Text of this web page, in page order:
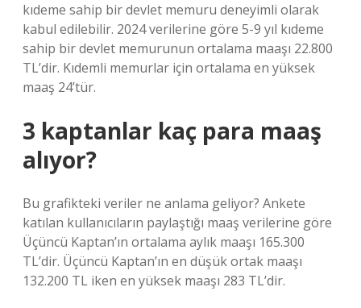
kıdeme sahip bir devlet memuru deneyimli olarak
kabul edilebilir. 2024 verilerine göre 5-9 yıl kıdeme
sahip bir devlet memurunun ortalama maaşı 22.800
TL’dir. Kıdemli memurlar için ortalama en yüksek
maaş 24’tür.
3 kaptanlar kaç para maaş
alıyor?
Bu grafikteki veriler ne anlama geliyor? Ankete
katılan kullanıcıların paylaştığı maaş verilerine göre
Üçüncü Kaptan’ın ortalama aylık maaşı 165.300
TL’dir. Üçüncü Kaptan’ın en düşük ortak maaşı
132.200 TL iken en yüksek maaşı 283 TL’dir.